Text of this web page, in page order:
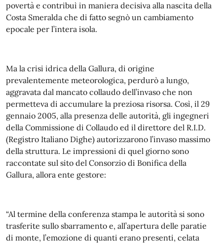
povertà e contribuì in maniera decisiva alla nascita della
Costa Smeralda che di fatto segnò un cambiamento
epocale per l’intera isola.
Ma la crisi idrica della Gallura, di origine
prevalentemente meteorologica, perdurò a lungo,
aggravata dal mancato collaudo dell’invaso che non
permetteva di accumulare la preziosa risorsa. Così, il 29
gennaio 2005, alla presenza delle autorità, gli ingegneri
della Commissione di Collaudo ed il direttore del R.I.D.
(Registro Italiano Dighe) autorizzarono l’invaso massimo
della struttura. Le impressioni di quel giorno sono
raccontate sul sito del Consorzio di Bonifica della
Gallura, allora ente gestore:
“Al termine della conferenza stampa le autorità si sono
trasferite sullo sbarramento e, all’apertura delle paratie
di monte, l’emozione di quanti erano presenti, celata